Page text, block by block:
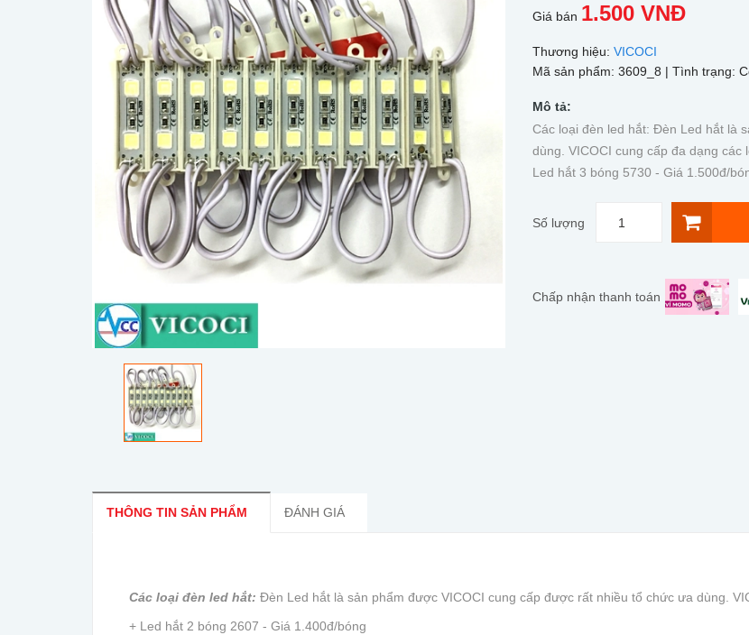
Giá bán 1.500 VNĐ
Thương hiệu: VICOCI
Mã sản phẩm: 3609_8 | Tình trạng:
Mô tả:
Các loại đèn led hắt: Đèn Led hắt là
dùng. VICOCI cung cấp đa dạng
Led hắt 3 bóng 5730 - Giá 1.500đ/
Số lượng
Chấp nhận thanh toán
THÔNG TIN SẢN PHẨM ĐÁNH GIÁ
Các loại đèn led hắt: Đèn Led hắt là sản phẩm được VICOCI cung cấp được rất nhiều tổ chức ưa dùng.
+ Led hắt 2 bóng 2607 - Giá 1.400đ/bóng